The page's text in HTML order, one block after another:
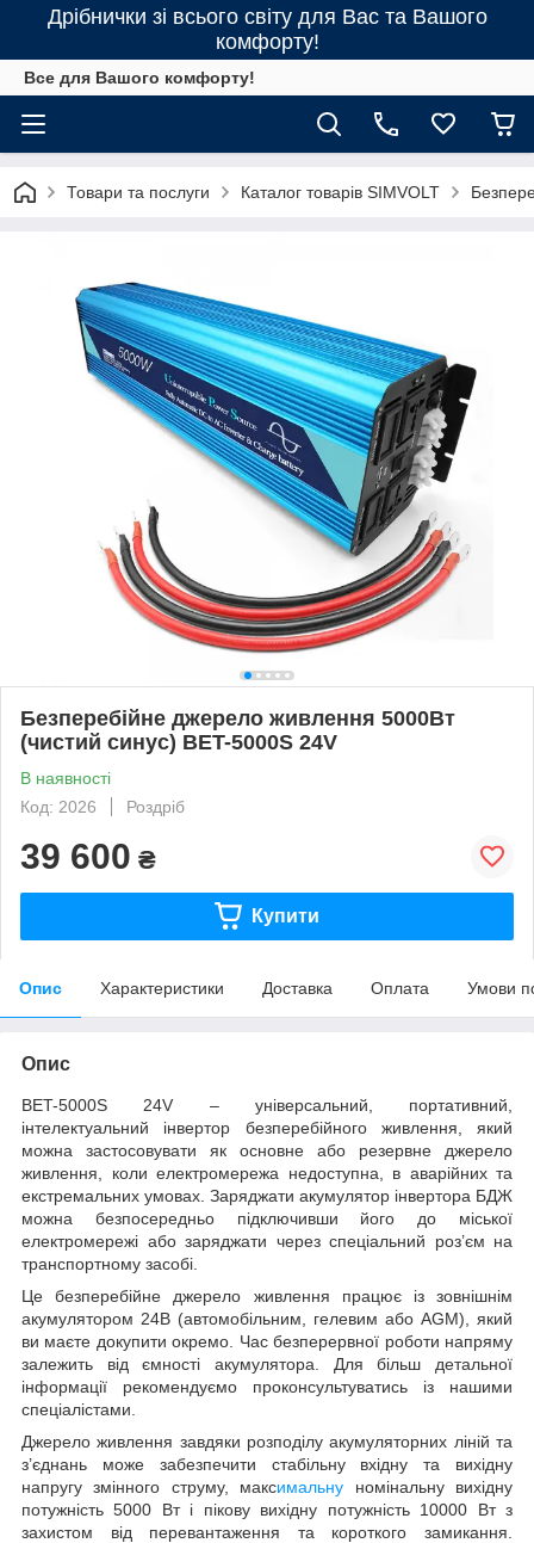
Дрібнички зі всього світу для Вас та Вашого
комфорту!
Все для Вашого комфорту!
Товари та послуги Каталог товарів SIMVOLT
Безперебійне джерело живлення 5000Вт
(чистий синус) BET-5000S 24V
В наявності
Код: 2026
Роздріб
39 600 ₴
Купити
Опис Характеристики Доставка Оплата Умови
Опис
BET-5000S 24V – універсальний, портативний,
інтелектуальний інвертор безперебійного живлення, який
можна застосовувати як основне або резервне джерело
живлення, коли електромережа недоступна, в аварійних та
екстремальних умовах. Заряджати акумулятор інвертора БДЖ
можна безпосередньо підключивши його до міської
електромережі або заряджати через спеціальний роз’єм на
транспортному засобі.
Це безперебійне джерело живлення працює із зовнішнім
акумулятором 24В (автомобільним, гелевим або AGM), який
ви маєте докупити окремо. Час безперервної роботи напряму
залежить від ємності акумулятора. Для більш детальної
інформації рекомендуємо проконсультуватись із нашими
спеціалістами.
Джерело живлення завдяки розподілу акумуляторних ліній та
з’єднань може забезпечити стабільну вхідну та вихідну
напругу змінного струму, максимальну номінальну вихідну
потужність 5000 Вт і пікову вихідну потужність 10000 Вт з
захистом від перевантаження та короткого замикання.